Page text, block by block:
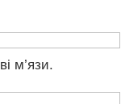
м’язи.